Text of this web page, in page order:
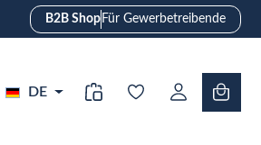
B2B Shop Für Gewerbetreibende
DE